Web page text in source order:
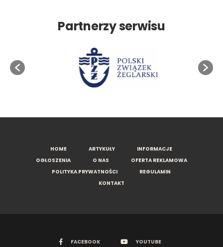
Partnerzy serwisu
HOME ARTYKUŁY
INFORMACJE
OGŁOSZENIA
O NAS
OFERTA REKLAMOWA
POLITYKA PRYWATNOŚCI
REGULAMIN
KONTAKT
FACEBOOK YOUTUBE